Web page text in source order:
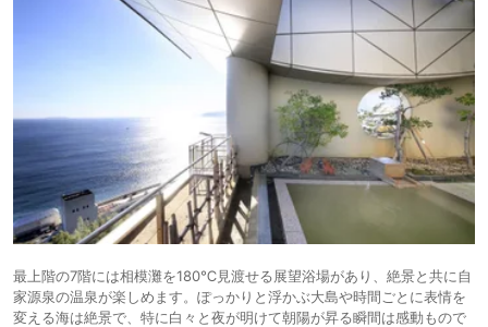
最上階の7階には相模灘を180℃見渡せる展望浴場があり、絶景と共に自
家源泉の温泉が楽しめます。ぽっかりと浮かぶ大島や時間ごとに表情を
変える海は絶景で、特に白々と夜が明けて朝陽が昇る瞬間は感動もので